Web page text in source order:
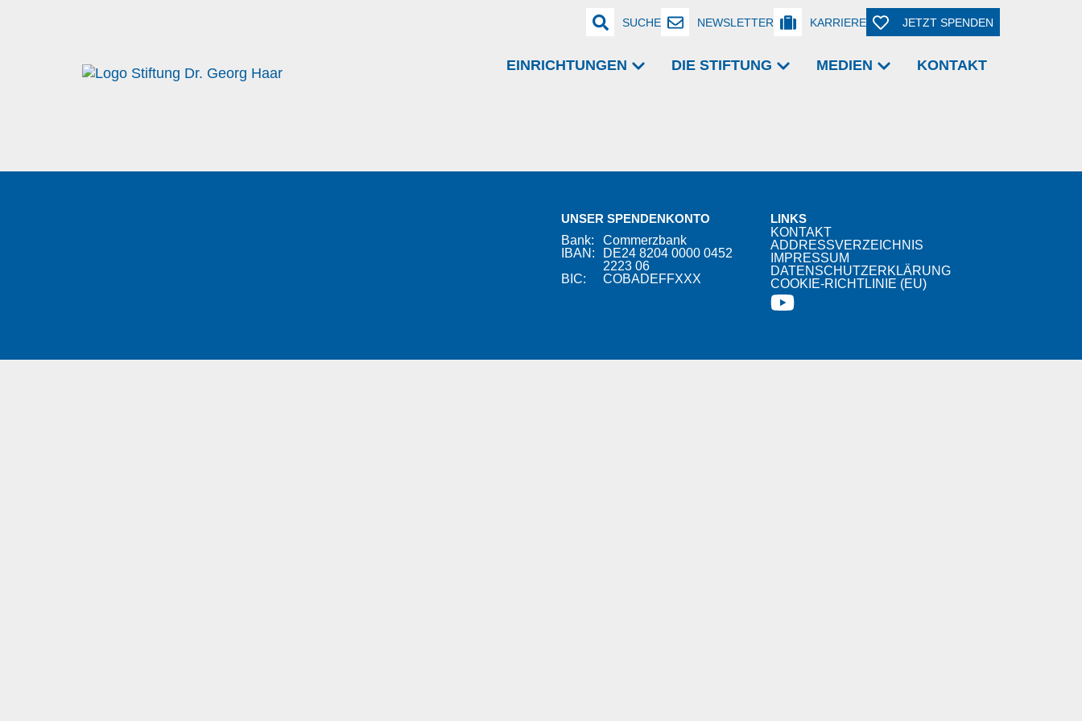
SUCHE NEWSLETTER KARRIERE JETZT SPENDEN
EINRICHTUNGEN DIE STIFTUNG MEDIEN KONTAKT
UNSER SPENDENKONTO
Bank:
Commerzbank
IBAN:
DE24 8204 0000 0452
2223 06
BIC:
COBADEFFXXX
LINKS
KONTAKT
ADDRESSVERZEICHNIS
IMPRESSUM
DATENSCHUTZERKLÄRUNG
COOKIE-RICHTLINIE (EU)